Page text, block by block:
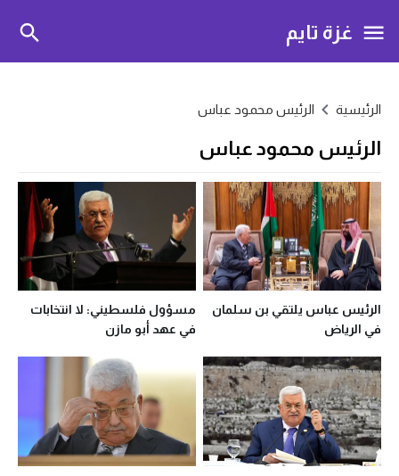
غزة تايم
الرئيسية الرئيس محمود عباس
الرئيس محمود عباس
الرئيس عباس يلتقي بن سلمان
في الرياض
مسؤول فلسطيني: لا انتخابات
في عهد أبو مازن